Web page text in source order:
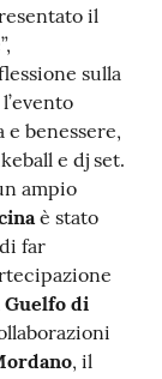
il
sulla
l’evento
benessere,
e dj set.
ampio
è stato
far
Guelfo di
, il